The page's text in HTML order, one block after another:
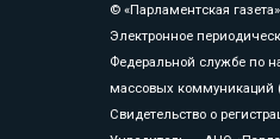
© «Парламентская
Электронное
Федеральной службе по
массовых коммуникаций
Свидетельство о